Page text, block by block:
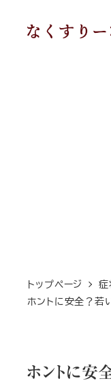
トップページ
ホントに安全？若
ホントに安